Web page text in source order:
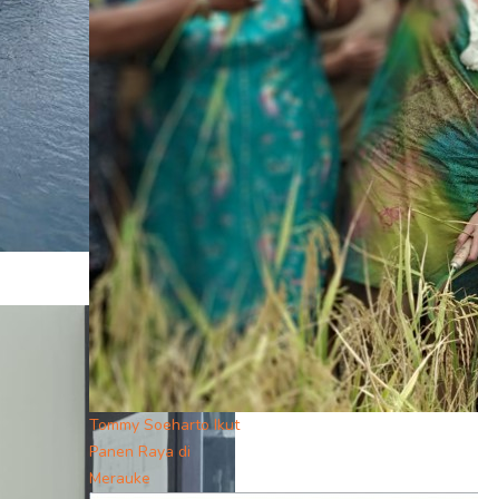
Tommy Soeharto Ikut
Panen Raya di
Merauke